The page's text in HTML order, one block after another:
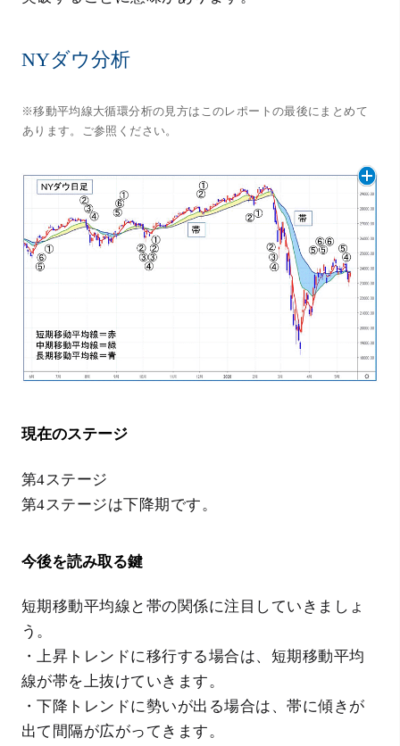
NYダウ分析
※移動平均線大循環分析の見方はこのレポートの最後にまとめて
あります。ご参照ください。
現在のステージ
第4ステージ
第4ステージは下降期です。
今後を読み取る鍵
短期移動平均線と帯の関係に注目していきましょ
う。
・上昇トレンドに移行する場合は、短期移動平均
線が帯を上抜けていきます。
・下降トレンドに勢いが出る場合は、帯に傾きが
出て間隔が広がってきます。